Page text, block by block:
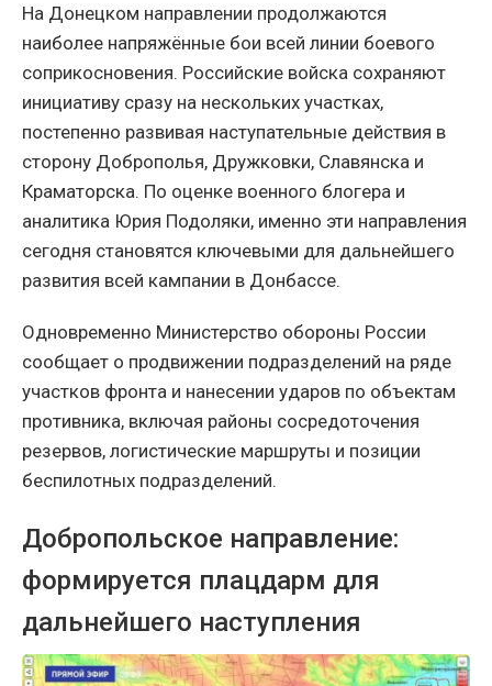
На Донецком направлении продолжаются
наиболее напряжённые бои всей линии боевого
соприкосновения. Российские войска сохраняют
инициативу сразу на нескольких участках,
постепенно развивая наступательные действия в
сторону Доброполья, Дружковки, Славянска и
Краматорска. По оценке военного блогера и
аналитика Юрия Подоляки, именно эти направления
сегодня становятся ключевыми для дальнейшего
развития всей кампании в Донбассе.
Одновременно Министерство обороны России
сообщает о продвижении подразделений на ряде
участков фронта и нанесении ударов по объектам
противника, включая районы сосредоточения
резервов, логистические маршруты и позиции
беспилотных подразделений.
Добропольское направление:
формируется плацдарм для
дальнейшего наступления